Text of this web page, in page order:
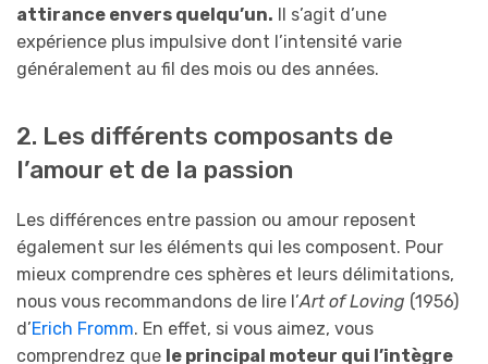
attirance envers quelqu’un. Il s’agit d’une
expérience plus impulsive dont l’intensité varie
généralement au fil des mois ou des années.
2. Les différents composants de
l’amour et de la passion
Les différences entre passion ou amour reposent
également sur les éléments qui les composent. Pour
mieux comprendre ces sphères et leurs délimitations,
nous vous recommandons de lire l’Art of Loving (1956)
d’Erich Fromm. En effet, si vous aimez, vous
comprendrez que le principal moteur qui l’intègre